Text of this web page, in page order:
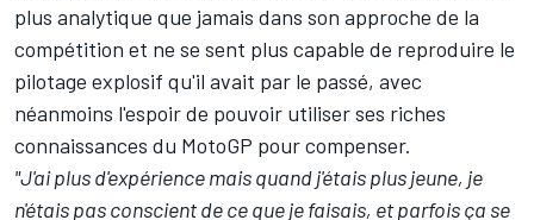
plus analytique que jamais dans son approche de la
compétition et ne se sent plus capable de reproduire le
pilotage explosif qu'il avait par le passé, avec
néanmoins l'espoir de pouvoir utiliser ses riches
connaissances du MotoGP pour compenser.
"J'ai plus d'expérience mais quand j'étais plus jeune, je
n'étais pas conscient de ce que je faisais, et parfois ça se